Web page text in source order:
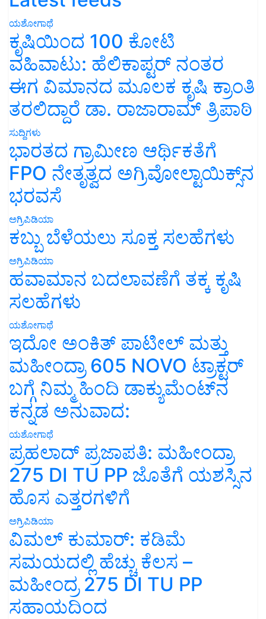
ಯಶೋಗಾಥೆ
ಕೃಷಿಯಿಂದ 100 ಕೋಟಿ
ವಹಿವಾಟು: ಹೆಲಿಕಾಪ್ಟರ್ ನಂತರ
ಈಗ ವಿಮಾನದ ಮೂಲಕ ಕೃಷಿ ಕ್ರಾಂತಿ
ತರಲಿದ್ದಾರೆ ಡಾ. ರಾಜಾರಾಮ್ ತ್ರಿಪಾಠಿ
ಸುದ್ದಿಗಳು
ಭಾರತದ ಗ್ರಾಮೀಣ ಆರ್ಥಿಕತೆಗೆ
FPO ನೇತೃತ್ವದ ಅಗ್ರಿವೋಲ್ಟಾಯಿಕ್ಸ್‌ನ
ಭರವಸೆ
ಅಗ್ರಿಪಿಡಿಯಾ
ಕಬ್ಬು ಬೆಳೆಯಲು ಸೂಕ್ತ ಸಲಹೆಗಳು
ಅಗ್ರಿಪಿಡಿಯಾ
ಹವಾಮಾನ ಬದಲಾವಣೆಗೆ ತಕ್ಕ ಕೃಷಿ
ಸಲಹೆಗಳು
ಯಶೋಗಾಥೆ
ಇದೋ ಅಂಕಿತ್ ಪಾಟೀಲ್ ಮತ್ತು
ಮಹೀಂದ್ರಾ 605 NOVO ಟ್ರಾಕ್ಟರ್
ಬಗ್ಗೆ ನಿಮ್ಮ ಹಿಂದಿ ಡಾಕ್ಯುಮೆಂಟ್‌ನ
ಕನ್ನಡ ಅನುವಾದ:
ಯಶೋಗಾಥೆ
ಪ್ರಹಲಾದ್ ಪ್ರಜಾಪತಿ: ಮಹೀಂದ್ರಾ
275 DI TU PP ಜೊತೆಗೆ ಯಶಸ್ಸಿನ
ಹೊಸ ಎತ್ತರಗಳಿಗೆ
ಅಗ್ರಿಪಿಡಿಯಾ
ವಿಮಲ್ ಕುಮಾರ್: ಕಡಿಮೆ
ಸಮಯದಲ್ಲಿ ಹೆಚ್ಚು ಕೆಲಸ –
ಮಹೀಂದ್ರ 275 DI TU PP
ಸಹಾಯದಿಂದ